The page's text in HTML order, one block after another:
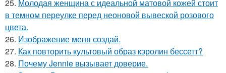
25. Молодая женщина с идеальной матовой кожей стоит
в темном переулке перед неоновой вывеской розового
цвета.
26. Изображение меня создай.
27. Как повторить культовый образ кэролин бессетт?
28. Почему Jennie вызывает доверие.